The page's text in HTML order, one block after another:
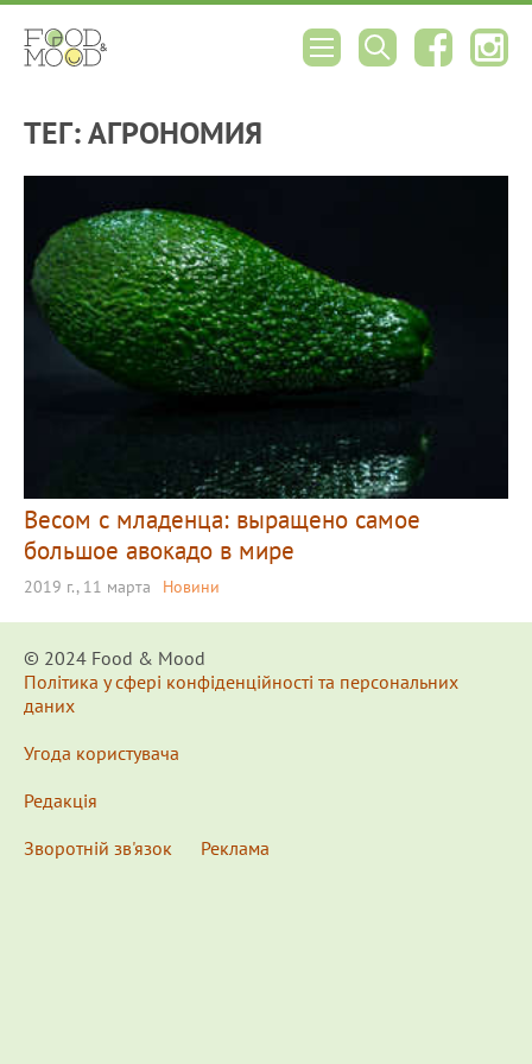
ТЕГ: АГРОНОМИЯ
Весом с младенца: выращено самое
большое авокадо в мире
2019 г., 11 марта Новини
© 2024 Food & Мood
Політика у сфері конфіденційності та персональних
даних
Угода користувача
Редакція
Зворотній зв'язок
Реклама